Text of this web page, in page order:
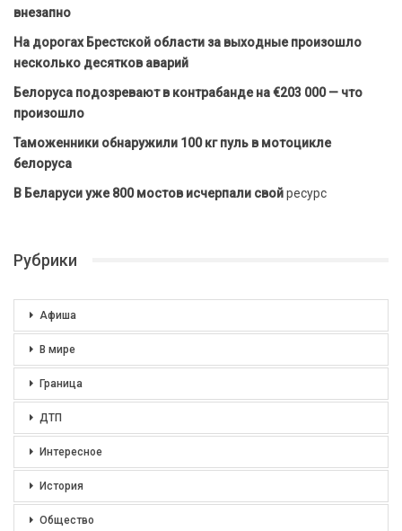
внезапно
На дорогах Брестской области за выходные произошло
несколько десятков аварий
Белоруса подозревают в контрабанде на €203 000 — что
произошло
Таможенники обнаружили 100 кг пуль в мотоцикле
белоруса
В Беларуси уже 800 мостов исчерпали свойресурс
Рубрики
Афиша
В мире
Граница
ДТП
Интересное
История
Общество